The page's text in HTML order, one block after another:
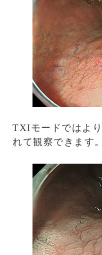
TXIモードではよ
れて観察できます。